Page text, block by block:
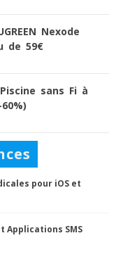
Nexode
de 59€
sans Fi à
pour iOS et
Applications SMS